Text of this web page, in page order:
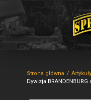
Strona główna Artykuły
Dywizja